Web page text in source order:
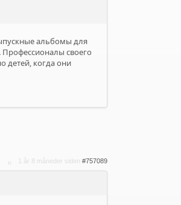
альбомы для
своего
детей, когда они
1 år 8 måneder siden #757089